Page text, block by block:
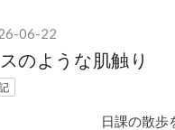
-06-22
のような肌触り
日課の散歩